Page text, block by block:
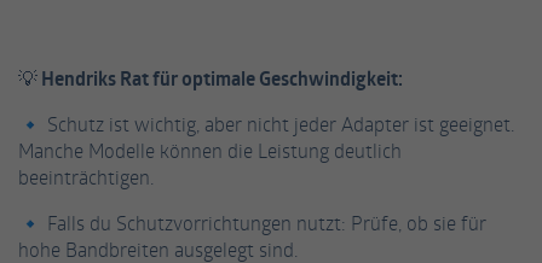
💡 Hendriks Rat für optimale Geschwindigkeit:
🔹 Schutz ist wichtig, aber nicht jeder Adapter ist geeignet.
Manche Modelle können die Leistung deutlich
beeinträchtigen.
🔹 Falls du Schutzvorrichtungen nutzt: Prüfe, ob sie für
hohe Bandbreiten ausgelegt sind.
Zweck
Informationen darüber zu speichern, wie
Besucher eine Website nutzen, und hilft bei
der Erstellung eines Analyseberichts darüber,
wie es der Website geht. Die erhobenen
Quelle, aus der sie stammen, und die Seiten
in anonymisierter Form.